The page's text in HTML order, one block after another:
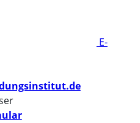
E-